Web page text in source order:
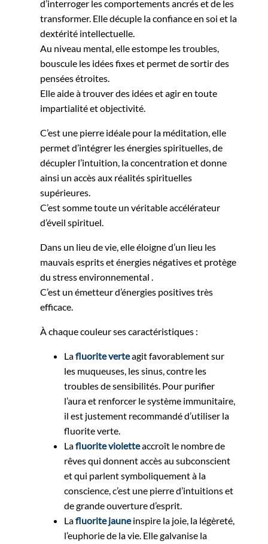
d’interroger les comportements ancrés et de les
transformer. Elle décuple la confiance en soi et la
dextérité intellectuelle.
Au niveau mental, elle estompe les troubles,
bouscule les idées fixes et permet de sortir des
pensées étroites.
Elle aide à trouver des idées et agir en toute
impartialité et objectivité.
C’est une pierre idéale pour la méditation, elle
permet d’intégrer les énergies spirituelles, de
décupler l’intuition, la concentration et donne
ainsi un accès aux réalités spirituelles
supérieures.
C’est somme toute un véritable accélérateur
d’éveil spirituel.
Dans un lieu de vie, elle éloigne d’un lieu les
mauvais esprits et énergies négatives et protège
du stress environnemental .
C’est un émetteur d’énergies positives très
efficace.
À chaque couleur ses caractéristiques :
Lafluorite verteagit favorablement sur
les muqueuses, les sinus, contre les
troubles de sensibilités. Pour purifier
l’aura et renforcer le système immunitaire,
il est justement recommandé d’utiliser la
fluorite verte.
Lafluorite violetteaccroît le nombre de
rêves qui donnent accès au subconscient
et qui parlent symboliquement à la
conscience, c’est une pierre d’intuitions et
de grande ouverture d’esprit.
Lafluorite jauneinspire la joie, la légèreté,
l’euphorie de la vie. Elle galvanise la